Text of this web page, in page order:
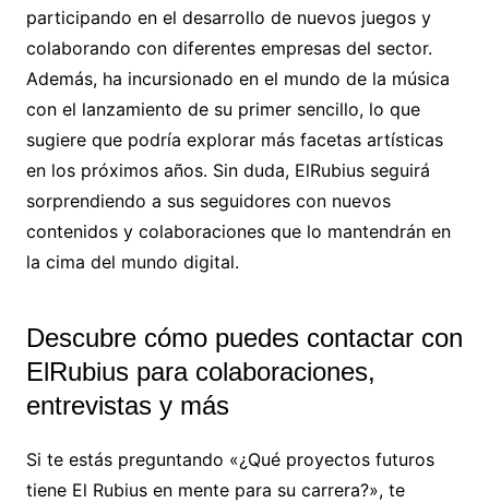
participando en el desarrollo de nuevos juegos y
colaborando con diferentes empresas del sector.
Además, ha incursionado en el mundo de la música
con el lanzamiento de su primer sencillo, lo que
sugiere que podría explorar más facetas artísticas
en los próximos años. Sin duda, ElRubius seguirá
sorprendiendo a sus seguidores con nuevos
contenidos y colaboraciones que lo mantendrán en
la cima del mundo digital.
Descubre cómo puedes contactar con
ElRubius para colaboraciones,
entrevistas y más
Si te estás preguntando «¿Qué proyectos futuros
tiene El Rubius en mente para su carrera?», te